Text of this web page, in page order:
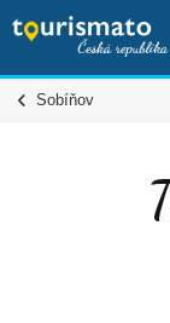
Sobíňov